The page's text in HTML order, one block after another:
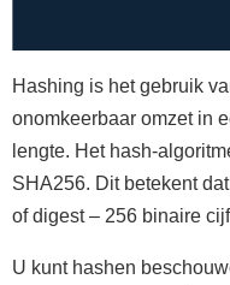
Hashing is het gebruik
onomkeerbaar omzet in
lengte. Het hash-
SHA256. Dit betekent
of digest – 256 binaire
U kunt hashen